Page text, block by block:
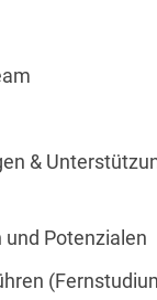
&
und Potenzialen